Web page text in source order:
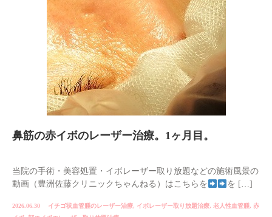
鼻筋の赤イボのレーザー治療。1ヶ月目。
当院の手術・美容処置・イボレーザー取り放題などの施術風景の
動画（豊洲佐藤クリニックちゃんねる）はこちらを
を […]
2026.06.30 イチゴ状血管腫のレーザー治療, イボレーザー取り放題治療, 老人性血管腫, 赤